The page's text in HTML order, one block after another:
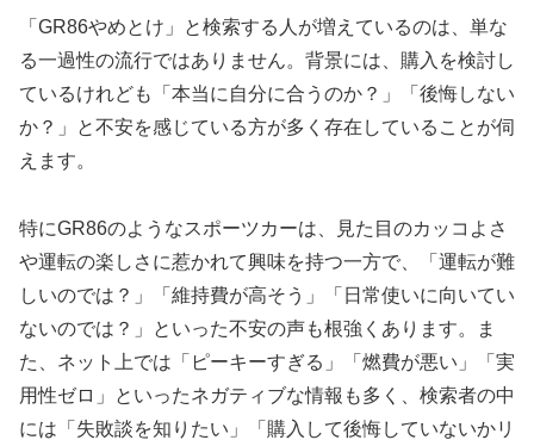
「GR86やめとけ」と検索する人が増えているのは、単な
る一過性の流行ではありません。背景には、購入を検討し
ているけれども「本当に自分に合うのか？」「後悔しない
か？」と不安を感じている方が多く存在していることが伺
えます。
特にGR86のようなスポーツカーは、見た目のカッコよさ
や運転の楽しさに惹かれて興味を持つ一方で、「運転が難
しいのでは？」「維持費が高そう」「日常使いに向いてい
ないのでは？」といった不安の声も根強くあります。ま
た、ネット上では「ピーキーすぎる」「燃費が悪い」「実
用性ゼロ」といったネガティブな情報も多く、検索者の中
には「失敗談を知りたい」「購入して後悔していないかリ